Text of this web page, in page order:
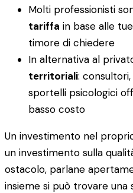
Molti professionisti
tariffa in base alle
timore di chiedere
In alternativa al
territoriali:
sportelli psicologici
basso costo
Un investimento nel
un investimento sulla
ostacolo, parlane
insieme si può trovare una